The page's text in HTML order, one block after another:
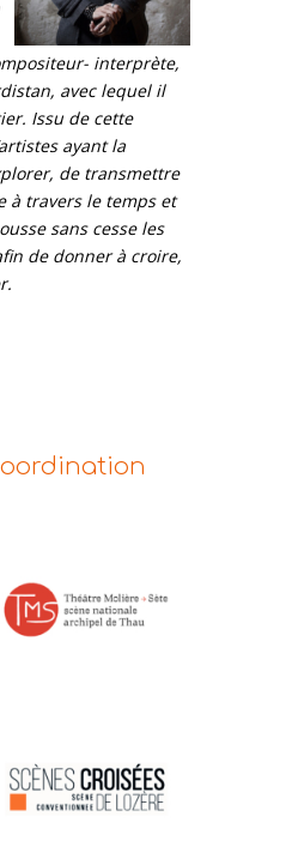
interprète,
avec lequel il
Issu de cette
ayant la
de transmettre
à travers le temps et
sans cesse les
de donner à croire,